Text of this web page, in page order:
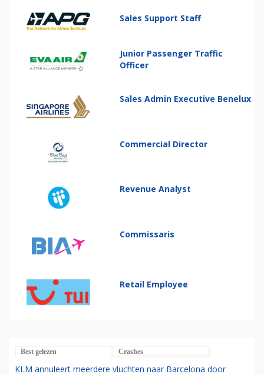
Sales Support Staff
Junior Passenger Traffic
Officer
Sales Admin Executive Benelux
Commercial Director
Revenue Analyst
Commissaris
Retail Employee
Best gelezen Crashes
KLM annuleert meerdere vluchten naar Barcelona door